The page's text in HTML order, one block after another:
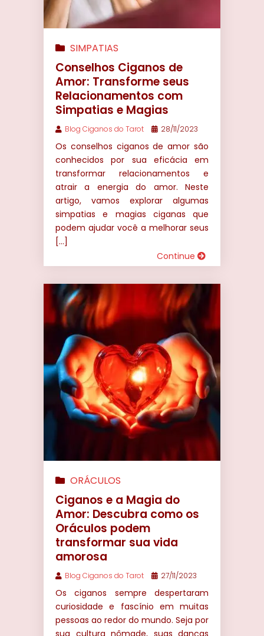
SIMPATIAS
Conselhos Ciganos de
Amor: Transforme seus
Relacionamentos com
Simpatias e Magias
Blog Ciganos do Tarot 28/11/2023
Os conselhos ciganos de amor são
conhecidos por sua eficácia em
transformar relacionamentos e
atrair a energia do amor. Neste
artigo, vamos explorar algumas
simpatias e magias ciganas que
podem ajudar você a melhorar seus
[…]
Continue
ORÁCULOS
Ciganos e a Magia do
Amor: Descubra como os
Oráculos podem
transformar sua vida
amorosa
Blog Ciganos do Tarot 27/11/2023
Os ciganos sempre despertaram
curiosidade e fascínio em muitas
pessoas ao redor do mundo. Seja por
sua cultura nômade, suas danças